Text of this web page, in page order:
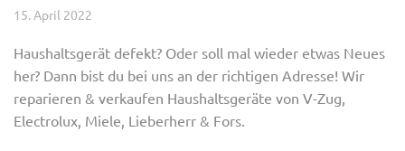
15. April 2022
Haushaltsgerät defekt? Oder soll mal wieder etwas Neues
her? Dann bist du bei uns an der richtigen Adresse! Wir
reparieren & verkaufen Haushaltsgeräte von V-Zug,
Electrolux, Miele, Lieberherr & Fors.